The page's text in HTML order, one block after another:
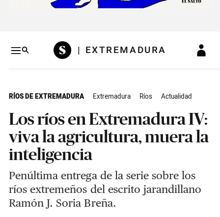
| EXTREMADURA
RÍOS DE EXTREMADURA Extremadura Ríos Actualidad
Los ríos en Extremadura IV:
viva la agricultura, muera la
inteligencia
Penúltima entrega de la serie sobre los
ríos extremeños del escrito jarandillano
Ramón J. Soria Breña.